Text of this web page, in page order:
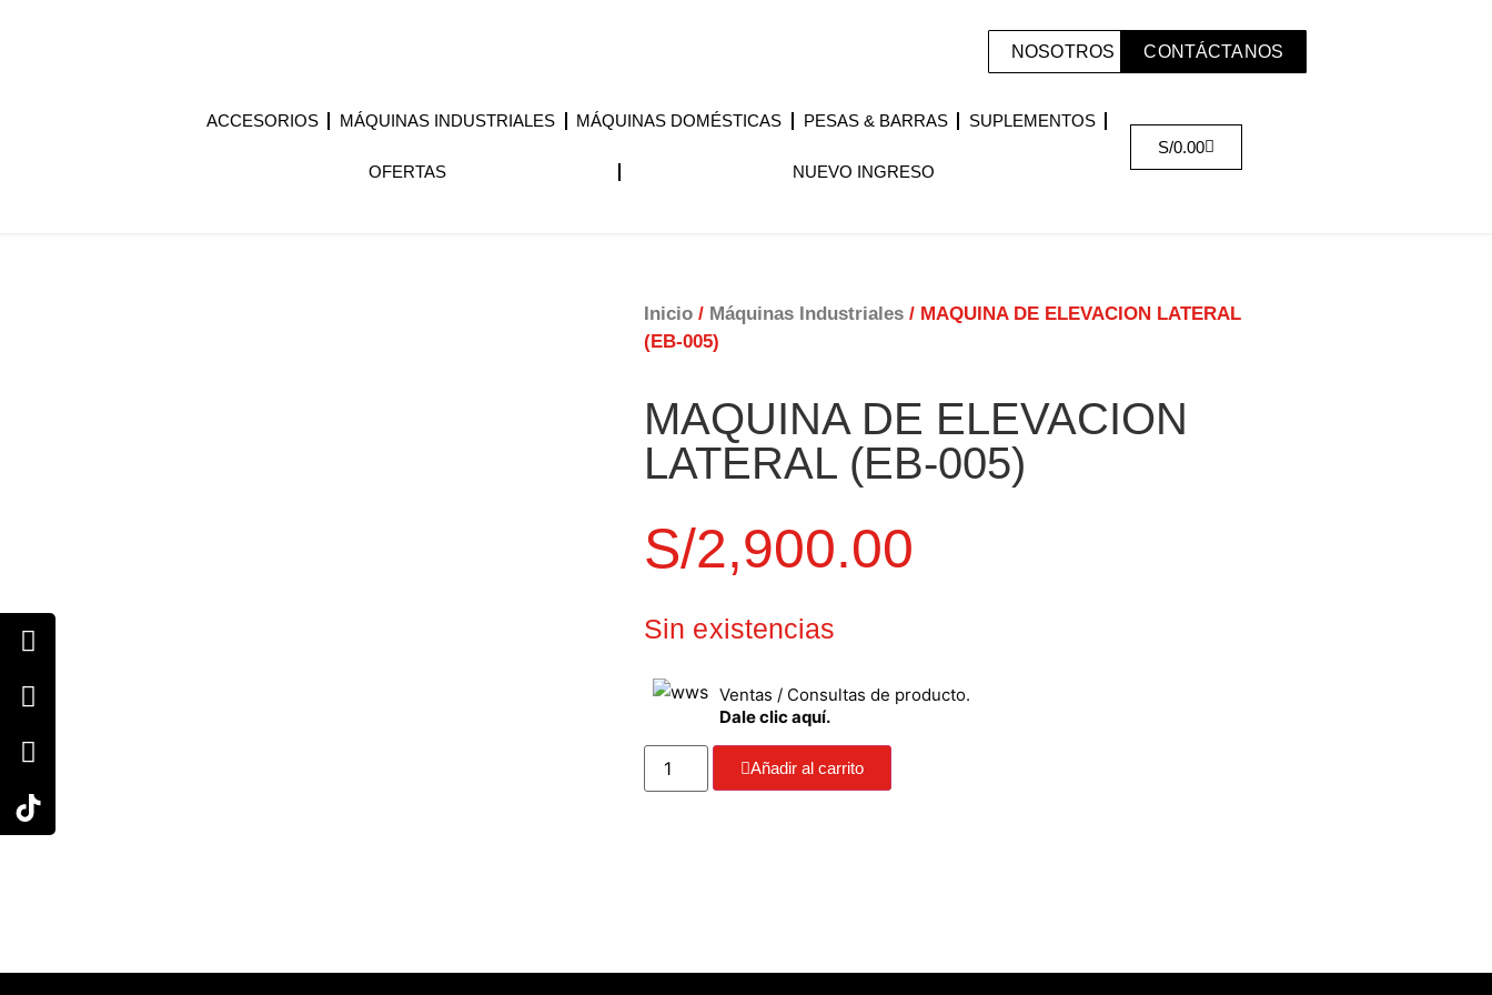
NOSOTROS CONTÁCTANOS
ACCESORIOS MÁQUINAS INDUSTRIALES MÁQUINAS DOMÉSTICAS PESAS & BARRAS SUPLEMENTOS
OFERTAS NUEVO INGRESO
S/0.00
Inicio / Máquinas Industriales / MAQUINA DE ELEVACION LATERAL
(EB-005)
MAQUINA DE ELEVACION
LATERAL (EB-005)
S/2,900.00
Sin existencias
Ventas / Consultas de producto.
Dale clic aquí.
Añadir al carrito